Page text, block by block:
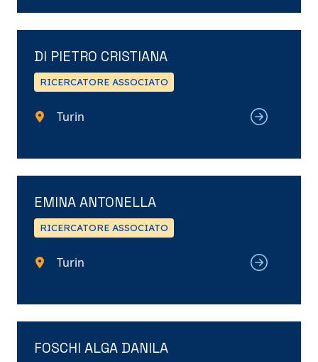
DI PIETRO CRISTIANA
RICERCATORE ASSOCIATO
Turin
EMINA ANTONELLA
RICERCATORE ASSOCIATO
Turin
FOSCHI ALGA DANILA